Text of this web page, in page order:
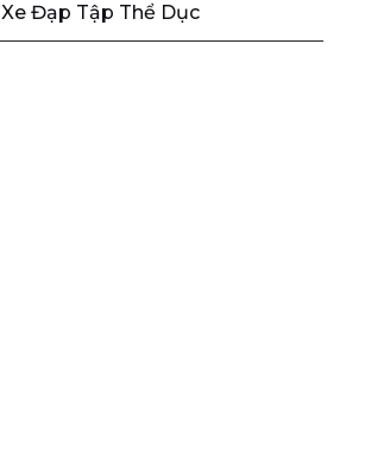
Xe Đạp Tập Thể Dục